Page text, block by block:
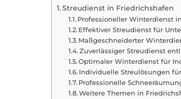
Streudienst in Friedrichshafen
Professioneller Winterdienst
Effektiver Streudienst für
Maßgeschneiderter
Zuverlässiger Streudienst
Optimaler Winterdienst für
Individuelle Streulösungen
Professionelle
Weitere Themen in